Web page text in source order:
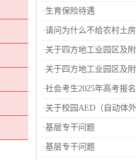
· 生育保险待遇
·请问为什么不给农村土
· 关于四方地工业园区及
· 关于四方地工业园区及
·社会考生2025年高考报
· 关于校园AED（自动体
·基层专干问题
·基层专干问题